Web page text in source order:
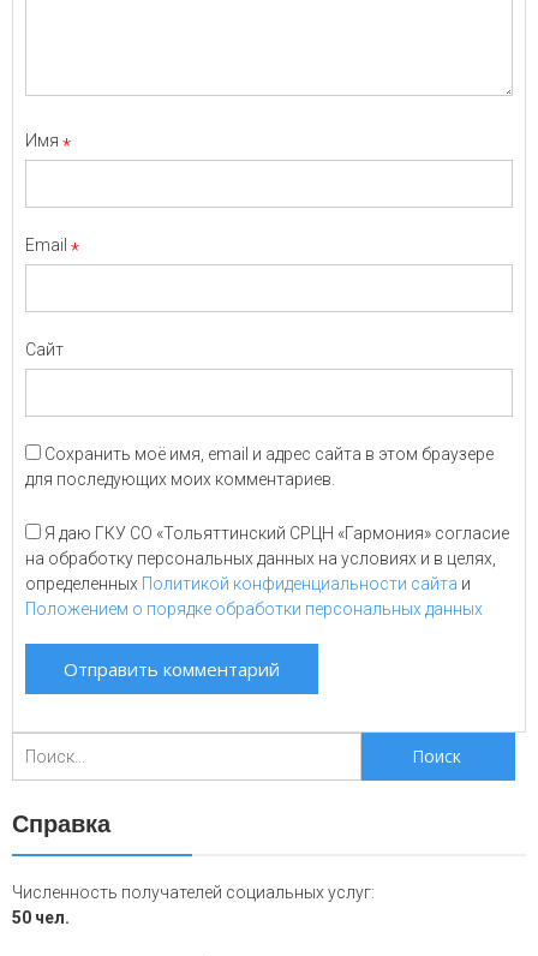
Имя *
Email *
Сайт
Сохранить моё имя, email и адрес сайта в этом браузере
для последующих моих комментариев.
Я даю ГКУ СО «Тольяттинский СРЦН «Гармония» согласие
на обработку персональных данных на условиях и в целях,
определенных Политикой конфиденциальности сайта и
Положением о порядке обработки персональных данных
для:
Справка
Численность получателей социальных услуг:
50 чел.